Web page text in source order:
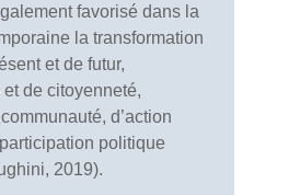
favorisé dans la
la transformation
et de futur,
et de citoyenneté,
d’action
politique
2019).